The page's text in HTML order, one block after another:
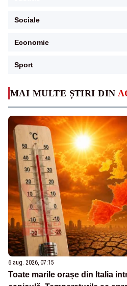
MAI MULTE ȘTIRI DIN
6 aug. 2026, 07:15
Toate marile orașe din Italia
Sociale
Economie
Sport